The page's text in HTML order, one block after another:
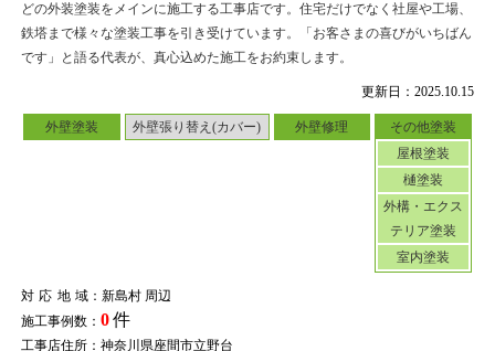
更新日：2025.10.15
外壁塗装 外壁張り替え(カバー) 外壁修理
その他塗装
屋根塗装
樋塗装
外構・エクス
テリア塗装
室内塗装
対応地域：新島村 周辺
施工事例数： 0件
工事店住所：神奈川県座間市立野台
どの外装塗装をメインに施工する工事店です。住宅だけでなく社屋や工場、
鉄塔まで様々な塗装工事を引き受けています。「お客さまの喜びがいちばん
です」と語る代表が、真心込めた施工をお約束します。